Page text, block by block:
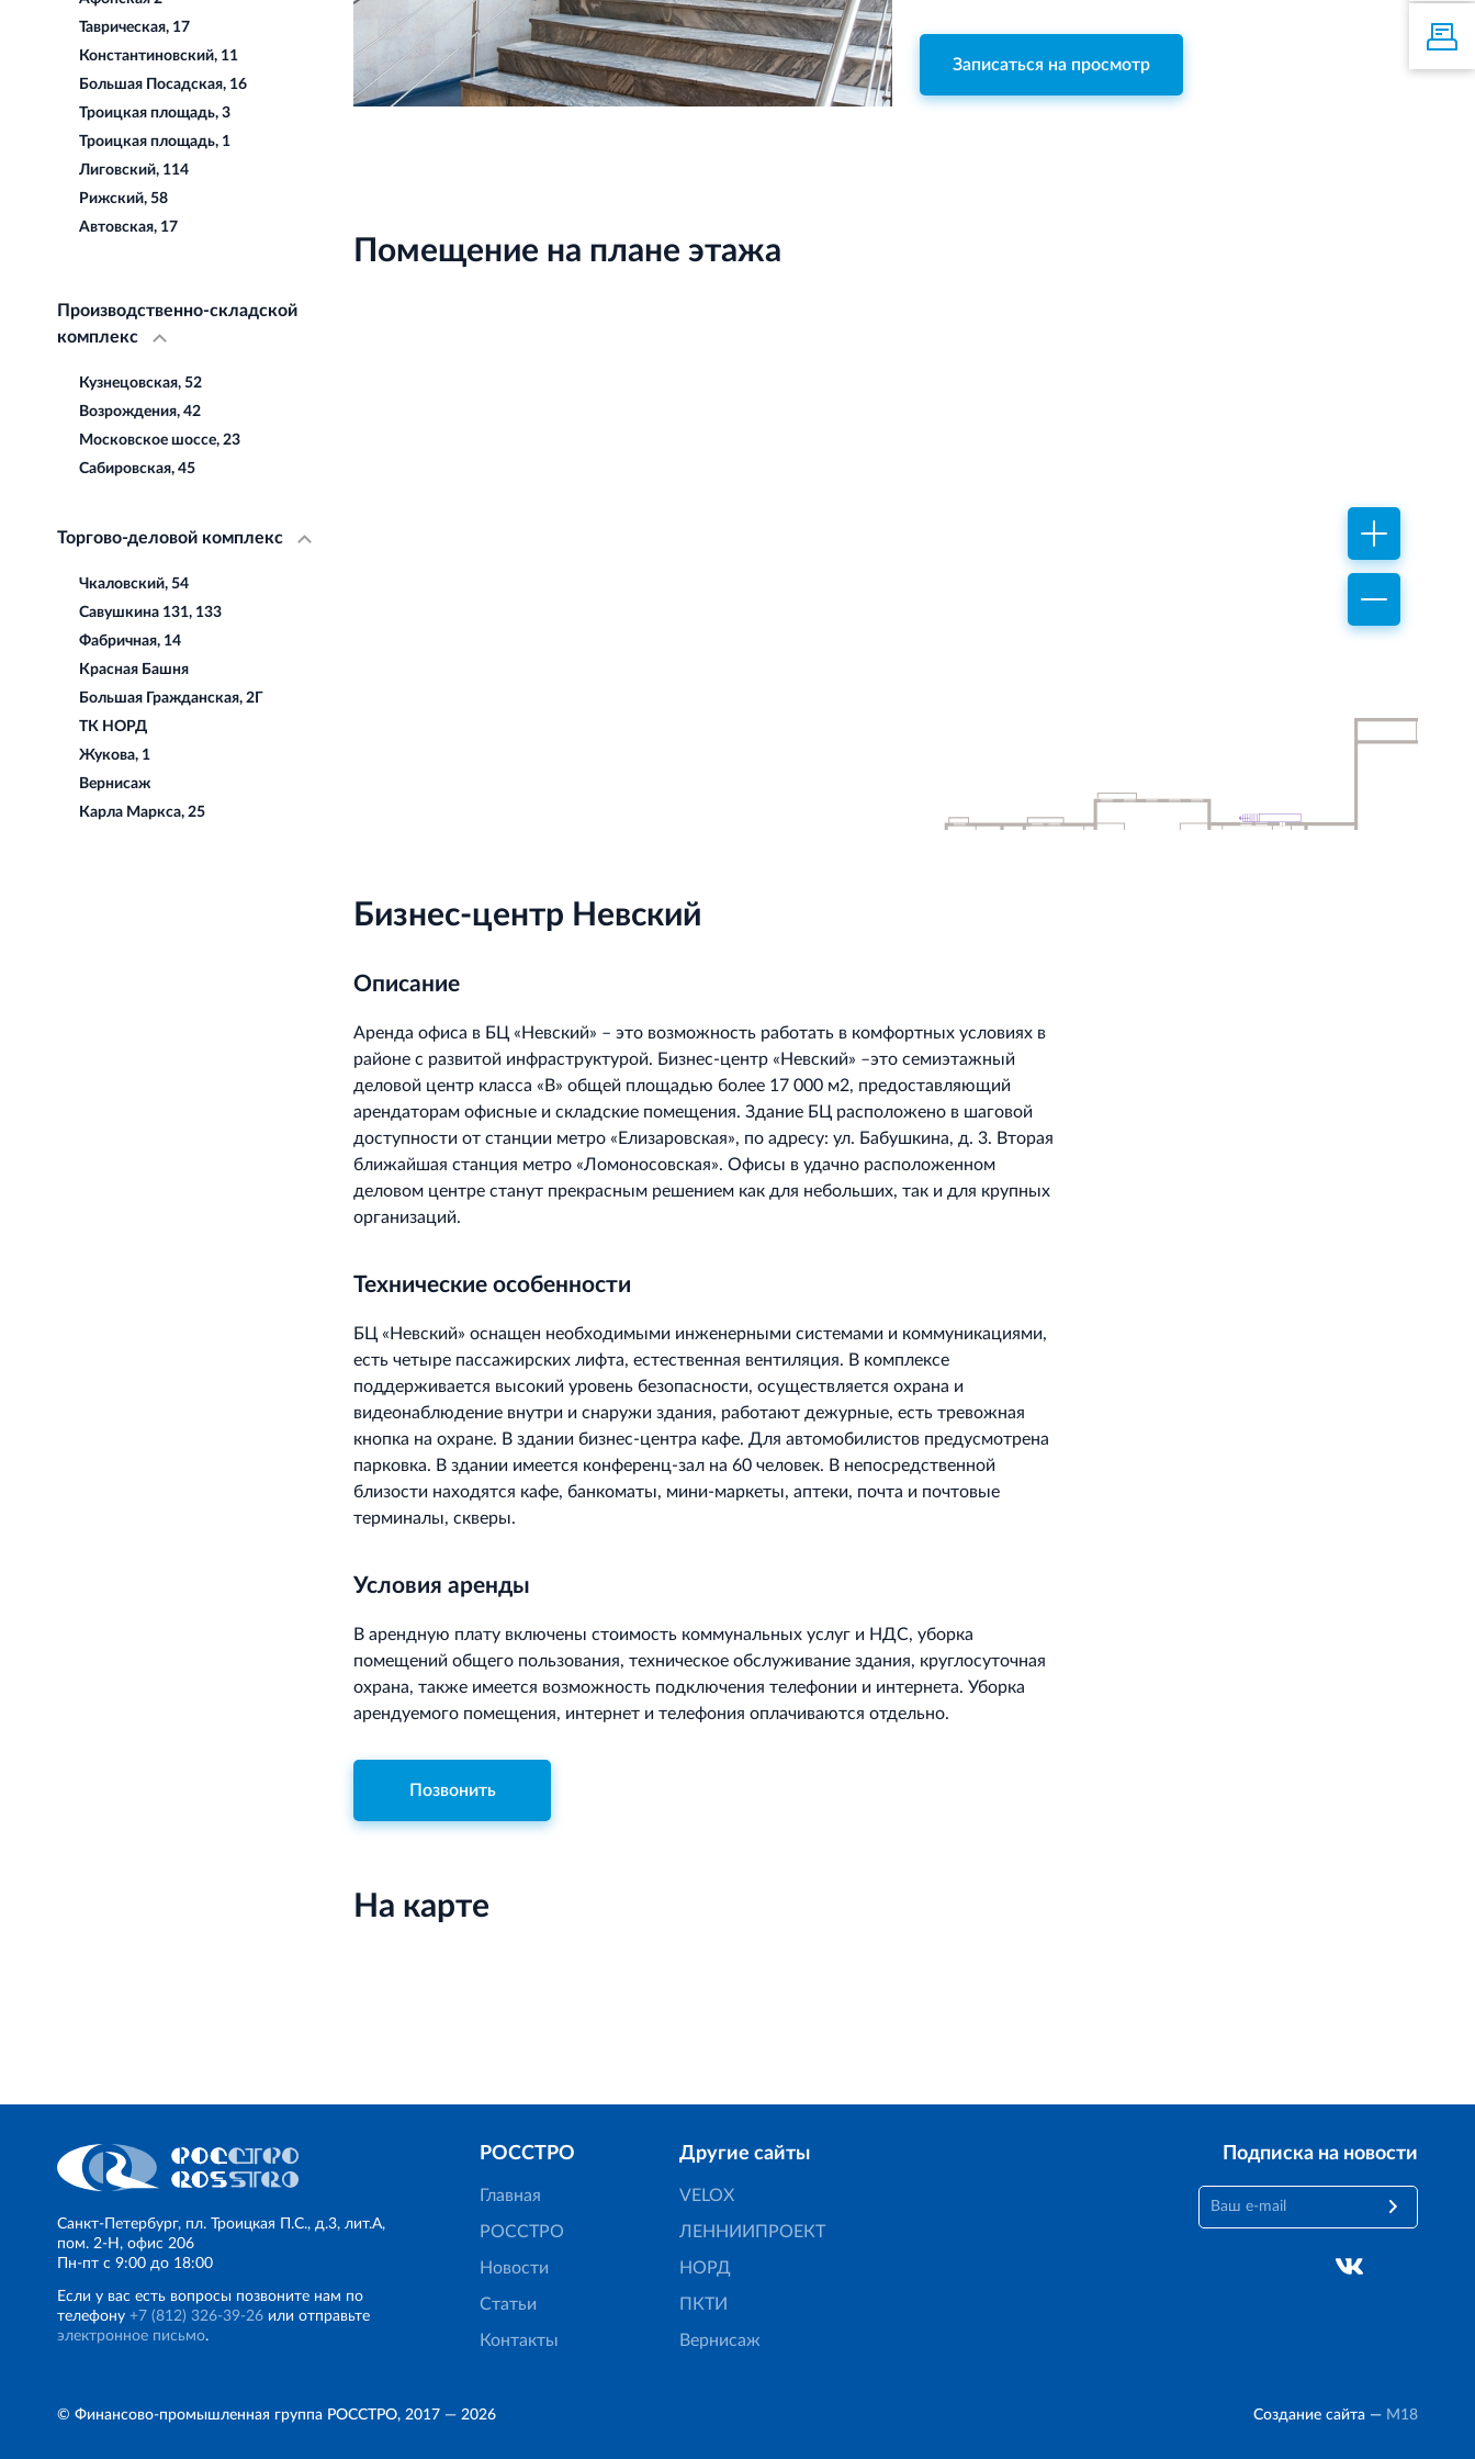
Таврическая, 17
Константиновский, 11
Большая Посадская, 16
Троицкая площадь, 3
Троицкая площадь, 1
Лиговский, 114
Рижский, 58
Автовская, 17
Производственно-складской
комплекс
Кузнецовская, 52
Возрождения, 42
Московское шоссе, 23
Сабировская, 45
Торгово-деловой комплекс
Чкаловский, 54
Савушкина 131, 133
Фабричная, 14
Красная Башня
Большая Гражданская, 2Г
ТК НОРД
Жукова, 1
Вернисаж
Карла Маркса, 25
Записаться на просмотр
Помещение на плане этажа
Бизнес-центр Невский
Описание
Аренда офиса в БЦ «Невский» – это возможность работать в комфортных условиях в
районе с развитой инфраструктурой. Бизнес-центр «Невский» –это семиэтажный
деловой центр класса «В» общей площадью более 17 000 м2, предоставляющий
арендаторам офисные и складские помещения. Здание БЦ расположено в шаговой
доступности от станции метро «Елизаровская», по адресу: ул. Бабушкина, д. 3. Вторая
ближайшая станция метро «Ломоносовская». Офисы в удачно расположенном
деловом центре станут прекрасным решением как для небольших, так и для крупных
организаций.
Технические особенности
БЦ «Невский» оснащен необходимыми инженерными системами и коммуникациями,
есть четыре пассажирских лифта, естественная вентиляция. В комплексе
поддерживается высокий уровень безопасности, осуществляется охрана и
видеонаблюдение внутри и снаружи здания, работают дежурные, есть тревожная
кнопка на охране. В здании бизнес-центра кафе. Для автомобилистов предусмотрена
парковка. В здании имеется конференц-зал на 60 человек. В непосредственной
близости находятся кафе, банкоматы, мини-маркеты, аптеки, почта и почтовые
терминалы, скверы.
Условия аренды
В арендную плату включены стоимость коммунальных услуг и НДС, уборка
помещений общего пользования, техническое обслуживание здания, круглосуточная
охрана, также имеется возможность подключения телефонии и интернета. Уборка
арендуемого помещения, интернет и телефония оплачиваются отдельно.
Позвонить
На карте
Санкт‐Петербург, пл. Троицкая П.С., д.3, лит.А,
пом. 2-Н, офис 206
Пн‐пт с 9:00 до 18:00
Если у вас есть вопросы позвоните нам по
телефону +7 (812) 326‐39‐26 или отправьте
электронное письмо.
РОССТРО
Главная
РОССТРО
Новости
Статьи
Контакты
Другие сайты
VELOX
ЛЕННИИПРОЕКТ
НОРД
ПКТИ
Вернисаж
Подписка на новости
© Финансово‐промышленная группа РОССТРО, 2017 — 2026 Создание сайта — M18